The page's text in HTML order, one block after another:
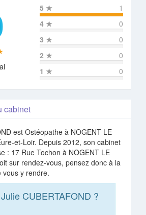
5 ★
1
4 ★
0
3 ★
0
2 ★
0
1 ★ 0
cabinet
est Ostéopathe à NOGENT LE
et-Loir. Depuis 2012, son cabinet
: 17 Rue Tochon à NOGENT LE
sur rendez-vous, pensez donc à la
vous y rendre.
CUBERTAFOND ?